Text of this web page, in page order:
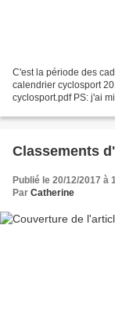
C'est la période des
calendrier cyclosport 2018,
cyclosport.pdf PS: j'ai
Classements
Publié le 20/12/2017 à
Par Catherine